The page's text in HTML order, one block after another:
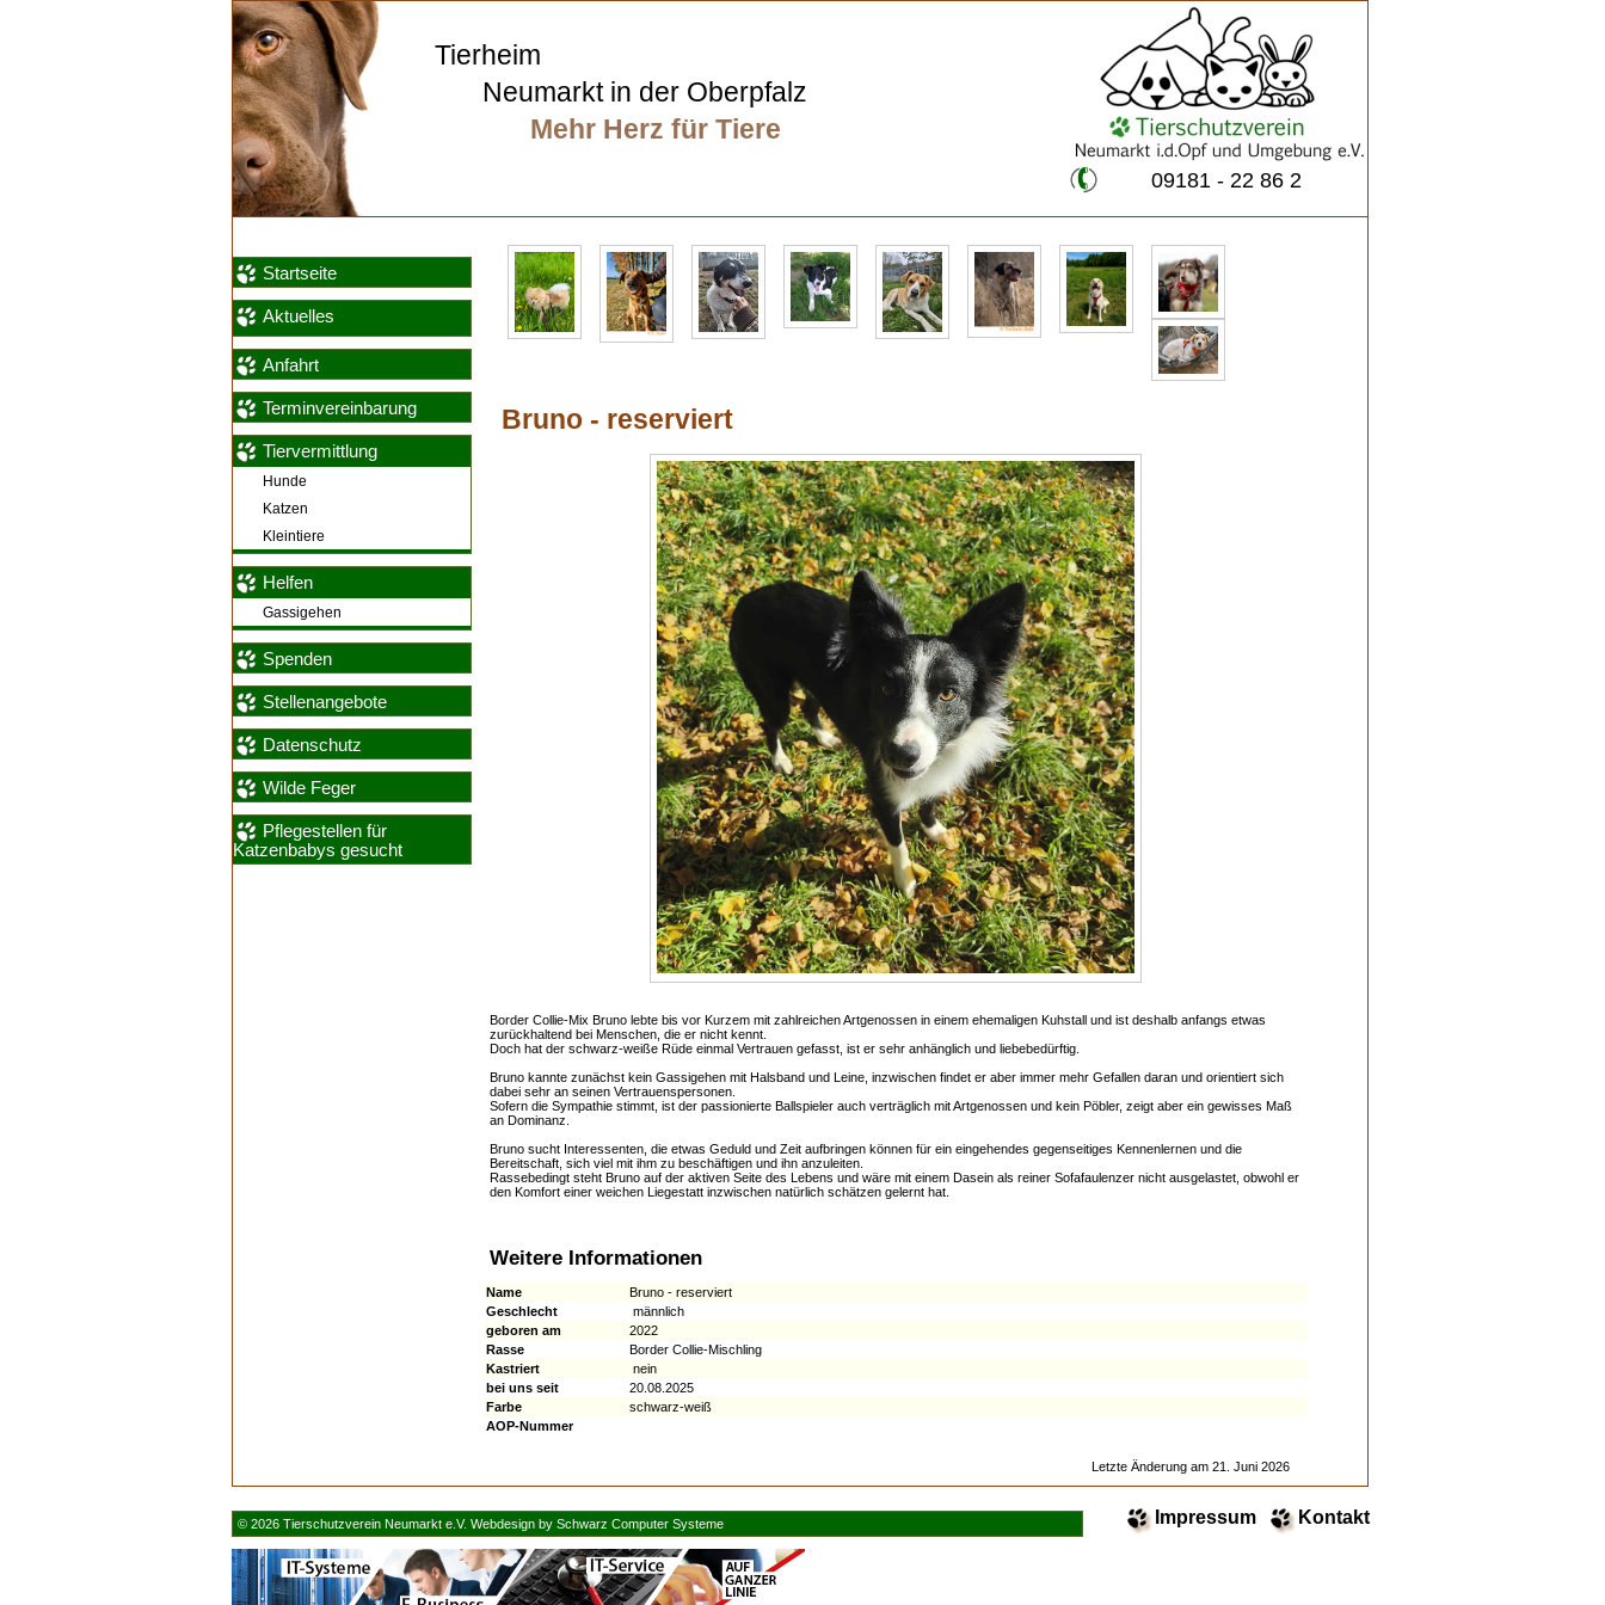
Tierheim
Neumarkt in der Oberpfalz
Mehr Herz für Tiere
09181 - 22 86 2
Bruno - reserviert
Border Collie-Mix Bruno lebte bis vor Kurzem mit zahlreichen Artgenossen in einem ehemaligen Kuhstall und ist deshalb anfangs etwas
zurückhaltend bei Menschen, die er nicht kennt.
Doch hat der schwarz-weiße Rüde einmal Vertrauen gefasst, ist er sehr anhänglich und liebebedürftig.
Bruno kannte zunächst kein Gassigehen mit Halsband und Leine, inzwischen findet er aber immer mehr Gefallen daran und orientiert sich
dabei sehr an seinen Vertrauenspersonen.
Sofern die Sympathie stimmt, ist der passionierte Ballspieler auch verträglich mit Artgenossen und kein Pöbler, zeigt aber ein gewisses Maß
an Dominanz.
Bruno sucht Interessenten, die etwas Geduld und Zeit aufbringen können für ein eingehendes gegenseitiges Kennenlernen und die
Bereitschaft, sich viel mit ihm zu beschäftigen und ihn anzuleiten.
Rassebedingt steht Bruno auf der aktiven Seite des Lebens und wäre mit einem Dasein als reiner Sofafaulenzer nicht ausgelastet, obwohl er
den Komfort einer weichen Liegestatt inzwischen natürlich schätzen gelernt hat.
Weitere Informationen
Name
Bruno - reserviert
Geschlecht
männlich
geboren am
2022
Rasse
Border Collie-Mischling
Kastriert
nein
bei uns seit
20.08.2025
Farbe
schwarz-weiß
AOP-Nummer
Letzte Änderung am 21. Juni 2026
Startseite
Aktuelles
Anfahrt
Terminvereinbarung
Tiervermittlung
Hunde
Katzen
Kleintiere
Helfen
Gassigehen
Spenden
Stellenangebote
Datenschutz
Wilde Feger
Pflegestellen für
Katzenbabys gesucht
© 2026 Tierschutzverein Neumarkt e.V. Webdesign by Schwarz Computer Systeme Impressum Kontakt